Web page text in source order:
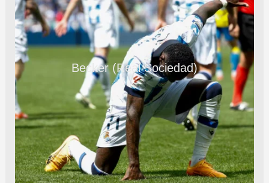
Becker (Real Sociedad)